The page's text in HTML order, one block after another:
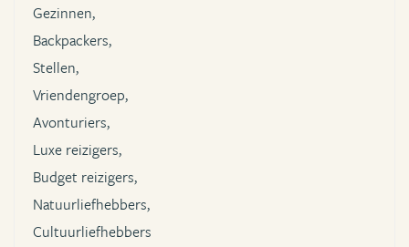
Gezinnen,
Backpackers,
Stellen,
Vriendengroep,
Avonturiers,
Luxe reizigers,
Budget reizigers,
Natuurliefhebbers,
Cultuurliefhebbers